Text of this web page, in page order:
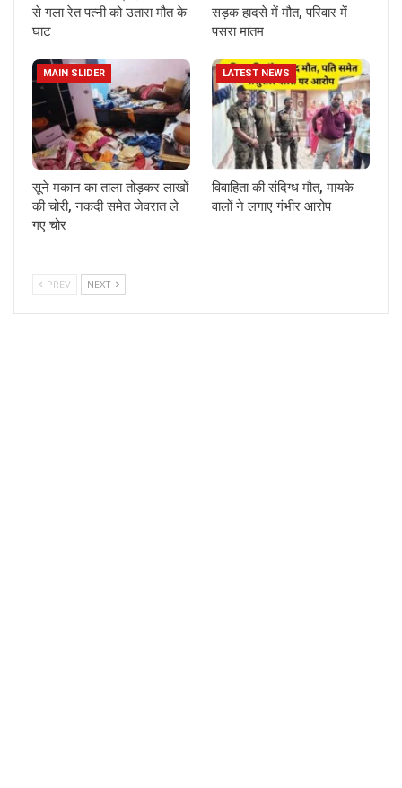
से गला रेत पत्नी को उतारा मौत के
घाट
सड़क हादसे में मौत, परिवार में
पसरा मातम
MAIN SLIDER
सूने मकान का ताला तोड़कर लाखों
की चोरी, नकदी समेत जेवरात ले
गए चोर
LATEST NEWS
विवाहिता की संदिग्ध मौत, मायके
वालों ने लगाए गंभीर आरोप
PREV NEXT